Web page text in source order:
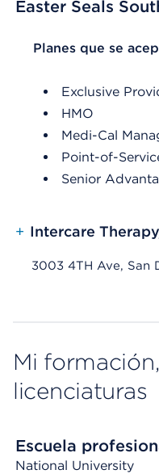
Easter Seals
List Header Planes
Planes que se
Exclusive
HMO
Medi-Cal
Point-of-
Senior
+ Intercare
3003 4TH Ave, San
Mi
licenciaturas
Escuela
National University